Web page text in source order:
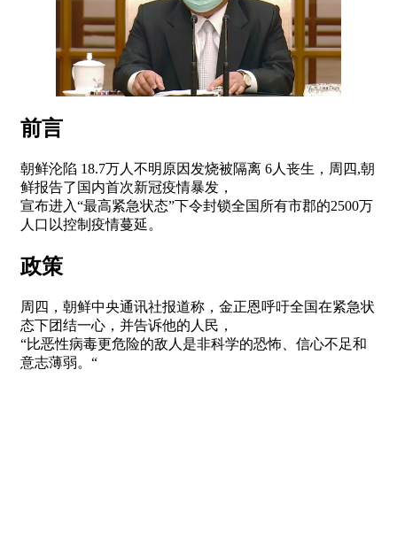
前言
朝鲜沦陷 18.7万人不明原因发烧被隔离 6人丧生，周四,朝
鲜报告了国内首次新冠疫情暴发，
宣布进入“最高紧急状态”下令封锁全国所有市郡的2500万
人口以控制疫情蔓延。
政策
周四，朝鲜中央通讯社报道称，金正恩呼吁全国在紧急状
态下团结一心，并告诉他的人民，
“比恶性病毒更危险的敌人是非科学的恐怖、信心不足和
意志薄弱。“